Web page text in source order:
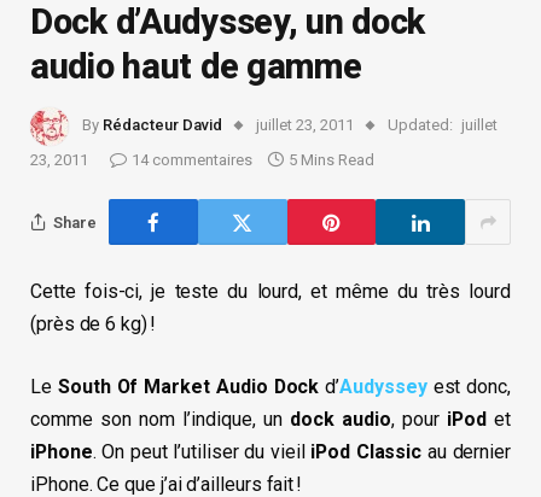
Dock d’Audyssey, un dock
audio haut de gamme
By Rédacteur David juillet 23, 2011 Updated: juillet
23, 2011
14 commentaires 5 Mins Read
Share
Cette fois-ci, je teste du lourd, et même du très lourd
(près de 6 kg) !
Le South Of Market Audio Dock d’Audysseyest donc,
comme son nom l’indique, undock audio, pour iPodet
iPhone. On peut l’utiliser du vieiliPod Classic au dernier
iPhone. Ce que j’ai d’ailleurs fait !